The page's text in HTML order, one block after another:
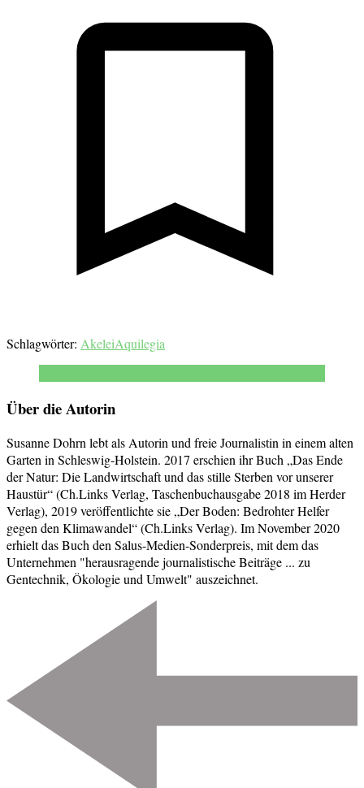
Schlagwörter: AkeleiAquilegia
Über die Autorin
Susanne Dohrn lebt als Autorin und freie Journalistin in einem alten
Garten in Schleswig-Holstein. 2017 erschien ihr Buch „Das Ende
der Natur: Die Landwirtschaft und das stille Sterben vor unserer
Haustür“ (Ch.Links Verlag, Taschenbuchausgabe 2018 im Herder
Verlag), 2019 veröffentlichte sie „Der Boden: Bedrohter Helfer
gegen den Klimawandel“ (Ch.Links Verlag). Im November 2020
erhielt das Buch den Salus-Medien-Sonderpreis, mit dem das
Unternehmen "herausragende journalistische Beiträge ... zu
Gentechnik, Ökologie und Umwelt" auszeichnet.
Beitragsnavigation